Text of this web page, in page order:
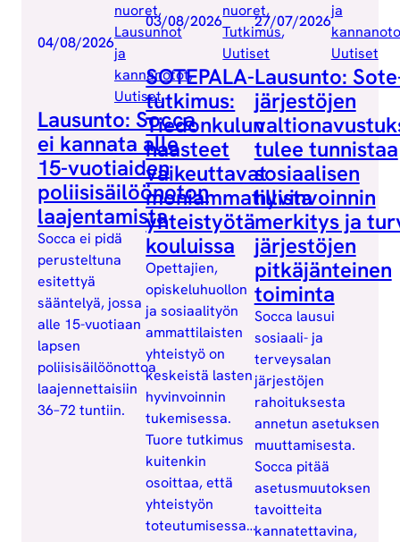
04/08/2026
nuoret ,
Lausunnot
ja
kannanotot,
Uutiset
Lausunto: Socca
ei kannata alle
15-vuotiaiden
poliisisäilöönoton
laajentamista
Socca ei pidä
perusteltuna
esitettyä
sääntelyä, jossa
alle 15-vuotiaan
lapsen
poliisisäilöönottoa
laajennettaisiin
36–72 tuntiin.
03/08/2026
nuoret
Tutkimus ,
Uutiset
SOTEPALA-
tutkimus:
Tiedonkulun
haasteet
vaikeuttavat
moniammatillista
yhteistyötä
kouluissa
Opettajien,
opiskeluhuollon
ja sosiaalityön
ammattilaisten
yhteistyö on
keskeistä lasten
hyvinvoinnin
tukemisessa.
Tuore tutkimus
kuitenkin
osoittaa, että
yhteistyön
toteutumisessa…
27/07/2026
ja
Uutiset
Lausunto:
järjestöjen
tulee tunnistaa
sosiaalisen
hyvinvoinnin
merkitys ja
järjestöjen
pitkäjänteinen
toiminta
Socca lausui
sosiaali- ja
terveysalan
järjestöjen
rahoituksesta
annetun asetuksen
muuttamisesta.
Socca pitää
asetusmuutoksen
tavoitteita
kannatettavina,